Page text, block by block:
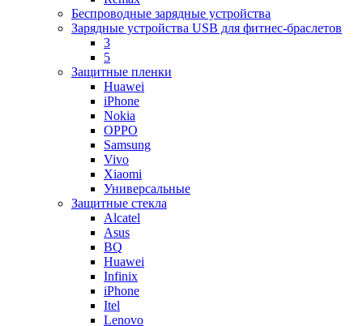
Беспроводные зарядные устройства
Зарядные устройства USB для фитнес-браслетов
3
5
Защитные пленки
Huawei
iPhone
Nokia
OPPO
Samsung
Vivo
Xiaomi
Универсальные
Защитные стекла
Alcatel
Asus
BQ
Huawei
Infinix
iPhone
Itel
Lenovo